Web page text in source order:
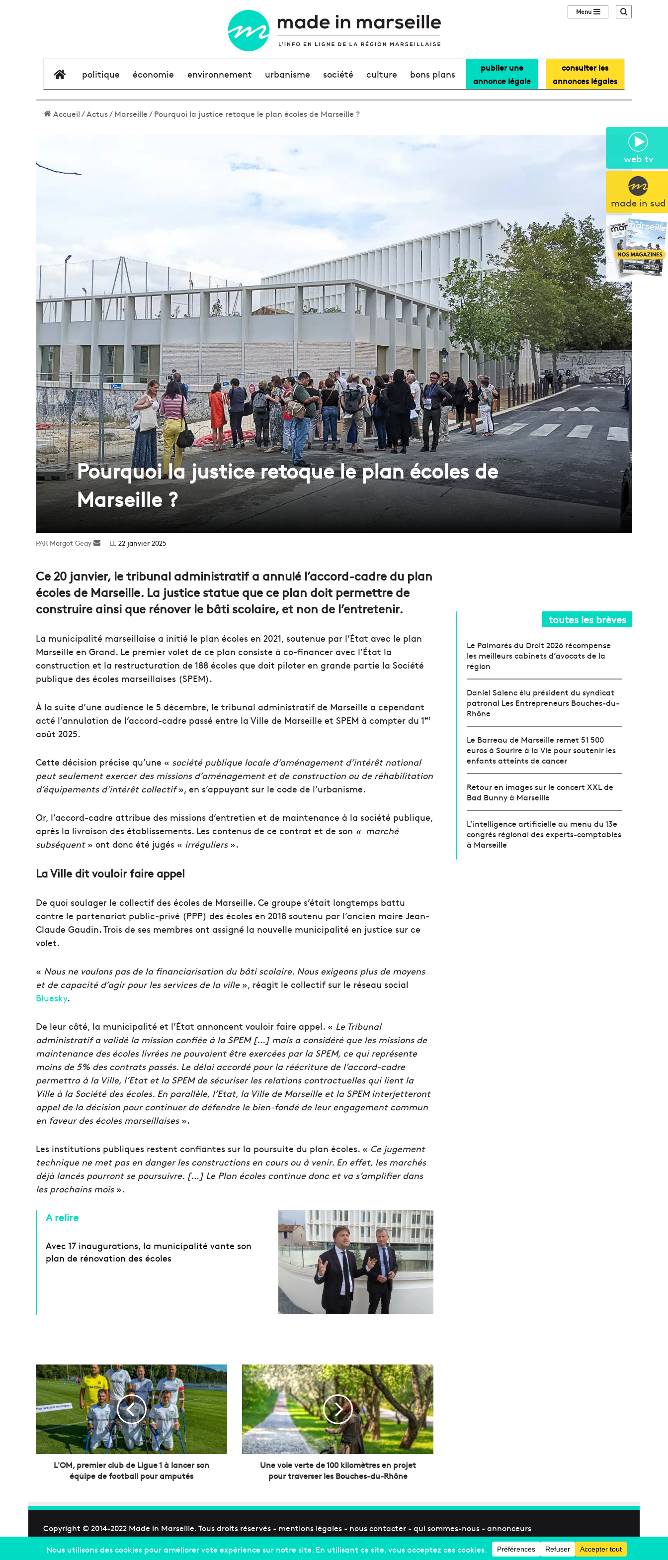
web tv
made in sud
Sidebar (barre
élément de menu
politique économie environnement urbanisme société culture bons plans
publier une
annonce légale
consulter les
annonces légales
Accueil/Actus/Marseille/Pourquoi la justice retoque le plan écoles de Marseille ?
Pourquoi la justice retoque le plan écoles de
Marseille ?
Margot Geay
Envoyer22 janvier 2025
Ce 20 janvier, le tribunal administratif a annulé l’accord-cadre du plan
écoles de Marseille. La justice statue que ce plan doit permettre de
construire ainsi que rénover le bâti scolaire, et non de l’entretenir.
La municipalité marseillaise a initié le plan écoles en 2021, soutenue par l’État avec le plan
Marseille en Grand. Le premier volet de ce plan consiste à co-financer avec l’État la
construction et la restructuration de 188 écoles que doit piloter en grande partie la Société
publique des écoles marseillaises (SPEM).
À la suite d’une audience le 5 décembre, le tribunal administratif de Marseille a cependant
acté l’annulation de l’accord-cadre passé entre la Ville de Marseille et SPEM à compter du 1er
août 2025.
Cette décision précise qu’une « société publique locale d’aménagement d’intérêt national
peut seulement exercer des missions d’aménagement et de construction ou de réhabilitation
d’équipements d’intérêt collectif», en s’appuyant sur le code de l’urbanisme.
Or, l’accord-cadre attribue des missions d’entretien et de maintenance à la société publique,
après la livraison des établissements. Les contenus de ce contrat et de son « marché
subséquent» ont donc été jugés « irréguliers».
La Ville dit vouloir faire appel
De quoi soulager le collectif des écoles de Marseille. Ce groupe s’était longtemps battu
contre le partenariat public-privé (PPP) des écoles en 2018 soutenu par l’ancien maire Jean-
Claude Gaudin. Trois de ses membres ont assigné la nouvelle municipalité en justice sur ce
volet.
« Nous ne voulons pas de la financiarisation du bâti scolaire. Nous exigeons plus de moyens
et de capacité d’agir pour les services de la ville », réagit le collectif sur le réseau social
Bluesky.
De leur côté, la municipalité et l’État annoncent vouloir faire appel. « Le Tribunal
administratif a validé la mission confiée à la SPEM […] mais a considéré que les missions de
maintenance des écoles livrées ne pouvaient être exercées par la SPEM, ce qui représente
moins de 5% des contrats passés. Le délai accordé pour la réécriture de l’accord-cadre
permettra à la Ville, l’Etat et la SPEM de sécuriser les relations contractuelles qui lient la
Ville à la Société des écoles. En parallèle, l’Etat, la Ville de Marseille et la SPEM interjetteront
appel de la décision pour continuer de défendre le bien-fondé de leur engagement commun
en faveur des écoles marseillaises».
Les institutions publiques restent confiantes sur la poursuite du plan écoles. « Ce jugement
technique ne met pas en danger les constructions en cours ou à venir. En effet, les marchés
déjà lancés pourront se poursuivre. […] Le Plan écoles continue donc et va s’amplifier dans
les prochains mois».
A relire
Avec 17 inaugurations, la municipalité vante son
plan de rénovation des écoles
L
'
O
M
,
p
r
e
m
l
d
L'OM, premier club de Ligue 1 à lancer son
équipe de football pour amputés
U
n
e
v
o
i
e
v
e
e
0
0
k
Une voie verte de 100 kilomètres en projet
pour traverser les Bouches-du-Rhône
toutes les brèves
Le Palmarès du Droit 2026 récompense
les meilleurs cabinets d’avocats de la
région
Daniel Salenc élu président du syndicat
patronal Les Entrepreneurs Bouches-du-
Rhône
Le Barreau de Marseille remet 51 500
euros à Sourire à la Vie pour soutenir les
enfants atteints de cancer
Retour en images sur le concert XXL de
Bad Bunny à Marseille
L’intelligence artificielle au menu du 13e
congrès régional des experts-comptables
à Marseille
Copyright © 2014-2022 Made in Marseille. Tous droits réservés - mentions légales - nous contacter - qui sommes-nous - annonceurs
Facebook
X Linkedin
YouTube
Instagram